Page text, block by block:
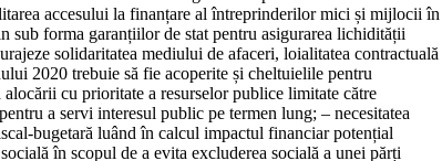
accesului la finanțare al întreprinderilor mici și mijlocii în
sub forma garanțiilor de stat pentru asigurarea lichidității
solidaritatea mediului de afaceri, loialitatea contractuală
2020 trebuie să fie acoperite și cheltuielile pentru
alocării cu prioritate a resurselor publice limitate către
a servi interesul public pe termen lung; – necesitatea
bugetară luând în calcul impactul financiar potențial
în scopul de a evita excluderea socială a unei părți